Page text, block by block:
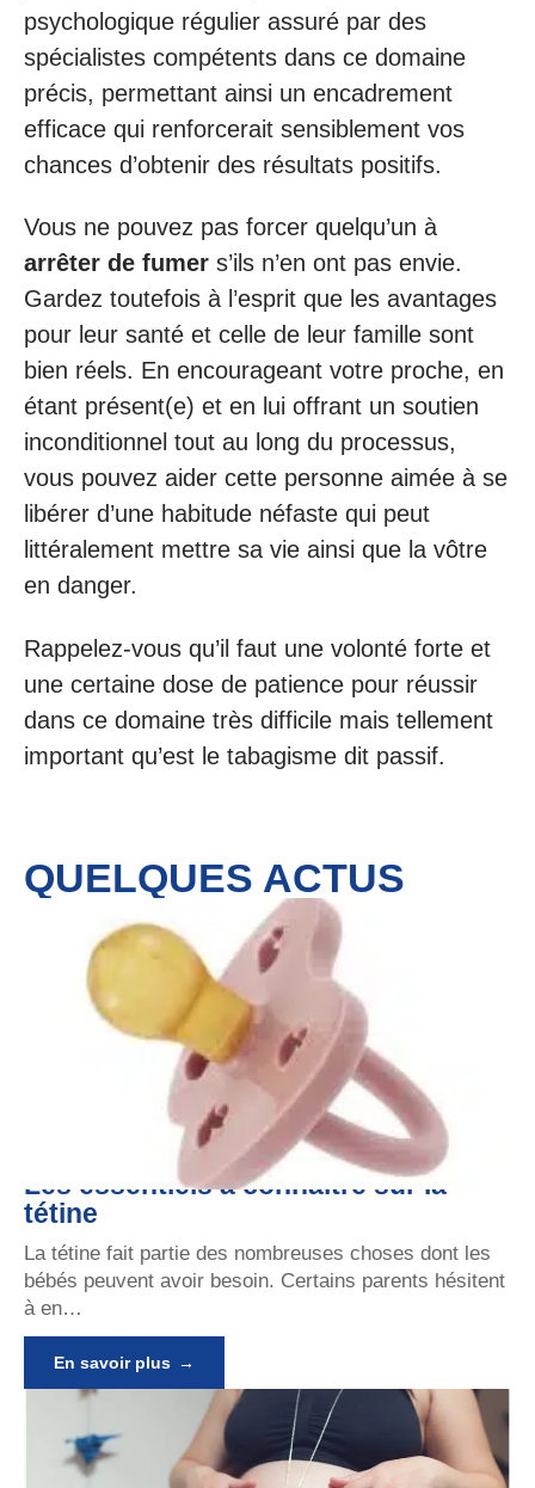
psychologique régulier assuré par des
spécialistes compétents dans ce domaine
précis, permettant ainsi un encadrement
efficace qui renforcerait sensiblement vos
chances d’obtenir des résultats positifs.
Vous ne pouvez pas forcer quelqu’un à
arrêter de fumer s’ils n’en ont pas envie.
Gardez toutefois à l’esprit que les avantages
pour leur santé et celle de leur famille sont
bien réels. En encourageant votre proche, en
étant présent(e) et en lui offrant un soutien
inconditionnel tout au long du processus,
vous pouvez aider cette personne aimée à se
libérer d’une habitude néfaste qui peut
littéralement mettre sa vie ainsi que la vôtre
en danger.
Rappelez-vous qu’il faut une volonté forte et
une certaine dose de patience pour réussir
dans ce domaine très difficile mais tellement
important qu’est le tabagisme dit passif.
QUELQUES ACTUS
Les essentiels à connaître sur la
tétine
La tétine fait partie des nombreuses choses dont les
bébés peuvent avoir besoin. Certains parents hésitent
à en…
En savoir plus